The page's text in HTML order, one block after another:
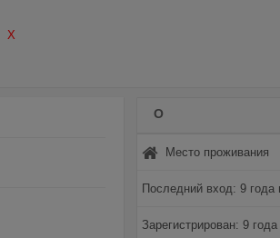
О
Место проживания
Последний вход: 9 года
Зарегистрирован: 9
X